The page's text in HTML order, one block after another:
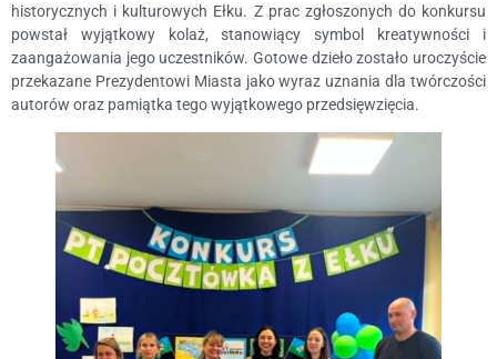
historycznych i kulturowych Ełku. Z prac zgłoszonych do konkursu
powstał wyjątkowy kolaż, stanowiący symbol kreatywności i
zaangażowania jego uczestników. Gotowe dzieło zostało uroczyście
przekazane Prezydentowi Miasta jako wyraz uznania dla twórczości
autorów oraz pamiątka tego wyjątkowego przedsięwzięcia.